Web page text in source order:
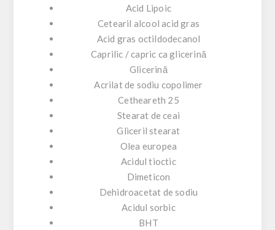
Acid Lipoic
Cetearil alcool acid gras
Acid gras octildodecanol
Caprilic / capric ca glicerină
Glicerină
Acrilat de sodiu copolimer
Cetheareth 25
Stearat de ceai
Gliceril stearat
Olea europea
Acidul tioctic
Dimeticon
Dehidroacetat de sodiu
Acidul sorbic
BHT